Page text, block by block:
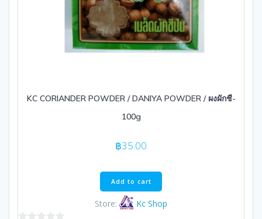
KC CORIANDER POWDER / DANIYA POWDER / ผงผักชี-
100g
฿35.00
Add to cart
Store: Kc Shop